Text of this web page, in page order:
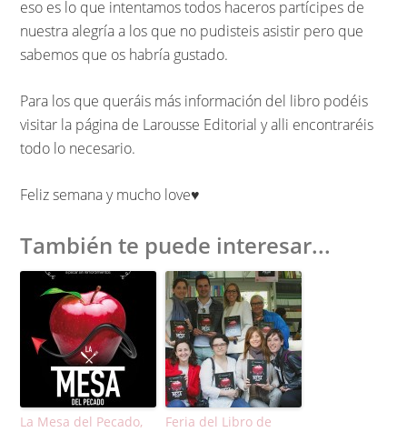
eso es lo que intentamos todos haceros partícipes de
nuestra alegría a los que no pudisteis asistir pero que
sabemos que os habría gustado.
Para los que queráis más información del libro podéis
visitar la página de Larousse Editorial y alli encontraréis
todo lo necesario.
Feliz semana y mucho love♥︎
También te puede interesar...
La Mesa del Pecado,
Feria del Libro de